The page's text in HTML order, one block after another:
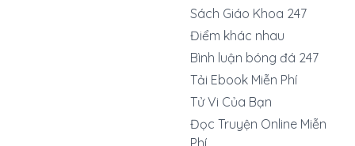
Sách Giáo Khoa 247
Điểm khác nhau
Bình luận bóng đá 247
Tải Ebook Miễn Phí
Tử Vi Của Bạn
Đọc Truyện Online Miễn
Phí